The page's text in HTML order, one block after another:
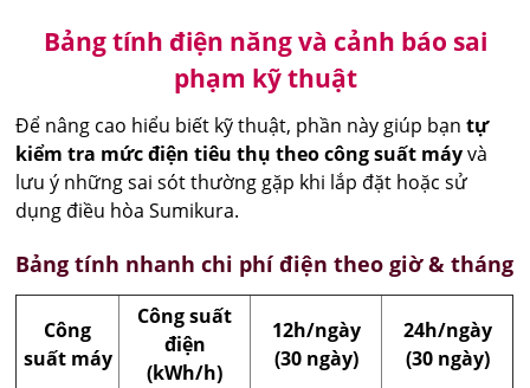
Bảng tính điện năng và cảnh báo sai
phạm kỹ thuật
Để nâng cao hiểu biết kỹ thuật, phần này giúp bạntự
kiểm tra mức điện tiêu thụ theo công suất máyvà
lưu ý những sai sót thường gặp khi lắp đặt hoặc sử
dụng điều hòa Sumikura.
Bảng tính nhanh chi phí điện theo giờ & tháng
Công
suất máy
Công suất
điện
(kWh/h)
12h/ngày
(30 ngày)
24h/ngày
(30 ngày)